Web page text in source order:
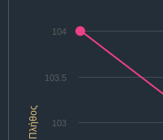
Πλήθος 103
103.5
104